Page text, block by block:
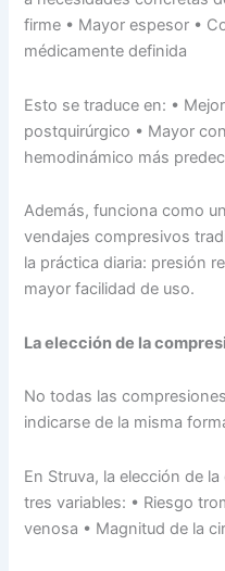
firme • Mayor espesor •
médicamente definida
Esto se traduce en: •
postquirúrgico • Mayor
hemodinámico más
Además, funciona como
vendajes compresivos
la práctica diaria: presión
mayor facilidad de uso.
La elección de la
No todas las
indicarse de la misma
En Struva, la elección de
tres variables: • Riesgo
venosa • Magnitud de la